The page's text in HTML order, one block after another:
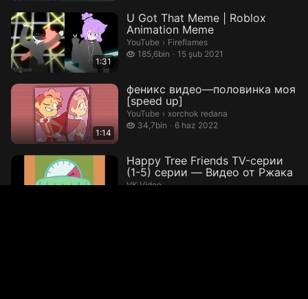
1:31
U Got That Meme | Roblox
Animation Meme
YouTube › Fireflames.
Fireflames
185,6bin
185,6 bin izleme15 şub 2021
1:14
феникс видео—половинка моя
[speed up]
YouTube › xorchok redana.
xorchok redana
34,7bin
34,7 bin izleme6 haz 2022
Happy Tree Friends TV-серии
(1-5) серии — Видео от Ржака
VK Video